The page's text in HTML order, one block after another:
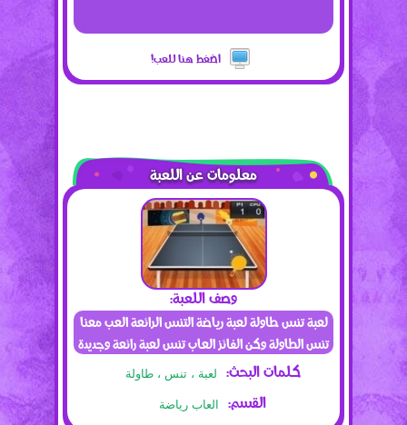
اضغط هنا للعب!
معلومات عن اللعبة
وصف اللعبة:
لعبة تنس طاولة لعبة رياضة التنس الرائعة العب معنا
تنس الطاولة وكن الفائز العاب تنس لعبة رائعة وجديدة
كلمات البحث: لعبة ، تنس ، طاولة
القسم: العاب رياضة